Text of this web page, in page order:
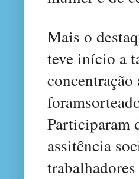
Mais o
teve início a
Participaram
assitência